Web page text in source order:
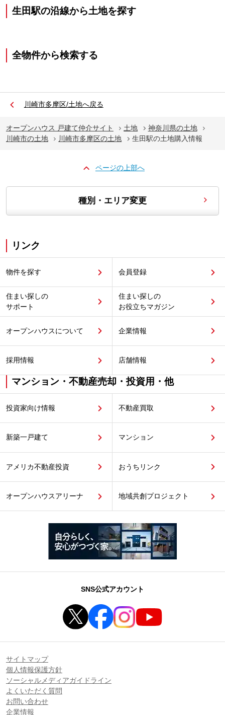
生田駅の沿線から土地を探す
全物件から検索する
川崎市多摩区/土地へ戻る
オープンハウス 戸建て仲介サイト 土地
神奈川県の土地
川崎市の土地
川崎市多摩区の土地 生田駅の土地購入情報
ページの上部へ
種別・エリア変更
リンク
物件を探す 会員登録
住まい探しの
サポート
住まい探しの
お役立ちマガジン
オープンハウスについて 企業情報
採用情報 店舗情報
マンション・不動産売却・投資用・他
投資家向け情報 不動産買取
新築一戸建て マンション
アメリカ不動産投資 おうちリンク
オープンハウスアリーナ 地域共創プロジェクト
SNS公式アカウント
サイトマップ
個人情報保護方針
ソーシャルメディアガイドライン
よくいただく質問
お問い合わせ
企業情報